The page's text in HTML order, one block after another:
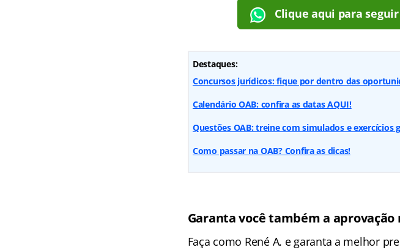
Clique aqui para
Destaques:
Concursos jurídicos: fique por dentro das
Calendário OAB: confira as datas AQUI!
Questões OAB: treine com simulados e exercícios
Como passar na OAB? Confira as dicas!
Garanta você também a aprovação
Faça como René A. e garanta a melhor